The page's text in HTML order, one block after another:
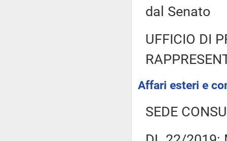
dal Senato
UFFICIO DI
Affari esteri e
SEDE